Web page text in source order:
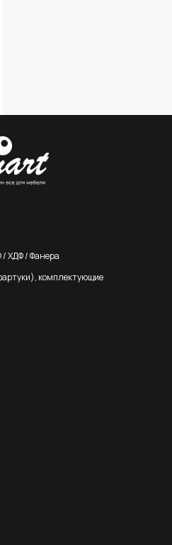
ХДФ / Фанера
комплектующие